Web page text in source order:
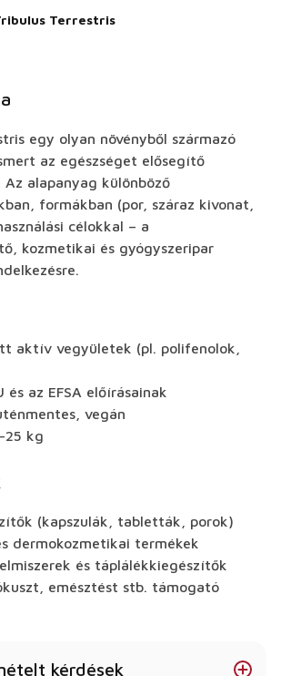
Terrestris
egy olyan növényből származó
az egészséget elősegítő
alapanyag különböző
formákban (por, száraz kivonat,
célokkal – a
kozmetikai és gyógyszeripar
aktív vegyületek (pl. polifenolok,
és az EFSA előírásainak
vegán
25 kg
(kapszulák, tabletták, porok)
dermokozmetikai termékek
és táplálékkiegészítők
emésztést stb. támogató
kérdések